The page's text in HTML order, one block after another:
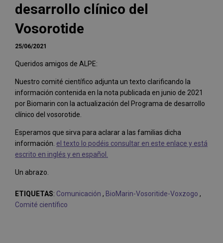
desarrollo clínico del
Vosorotide
25/06/2021
Queridos amigos de ALPE:
Nuestro comité científico adjunta un texto clarificando la
información contenida en la nota publicada en junio de 2021
por Biomarin con la actualización del Programa de desarrollo
clínico del vosorotide.
Esperamos que sirva para aclarar a las familias dicha
información. el texto lo podéis consultar en este enlace y está
escrito en inglés y en español.
Un abrazo.
ETIQUETAS: Comunicación , BioMarin-Vosoritide-Voxzogo ,
Comité científico